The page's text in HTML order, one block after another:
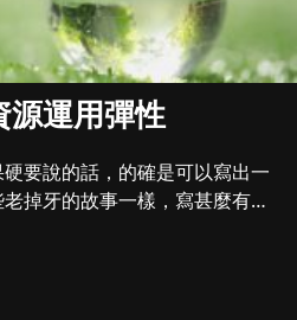
源運用彈性
要說的話，的確是可以寫出一
掉牙的故事一樣，寫甚麼有錢